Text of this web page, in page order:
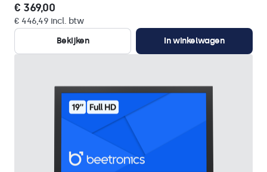
€ 369,00
€ 446,49 incl. btw
Bekijken
In winkelwagen